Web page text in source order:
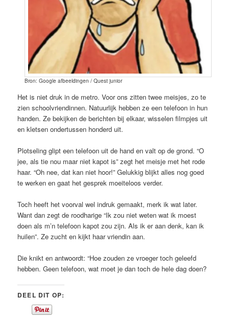
Bron: Google afbeeldingen / Quest junior
Het is niet druk in de metro. Voor ons zitten twee meisjes, zo te
zien schoolvriendinnen. Natuurlijk hebben ze een telefoon in hun
handen. Ze bekijken de berichten bij elkaar, wisselen filmpjes uit
en kletsen ondertussen honderd uit.
Plotseling glipt een telefoon uit de hand en valt op de grond. “O
jee, als tie nou maar niet kapot is” zegt het meisje met het rode
haar. “Oh nee, dat kan niet hoor!” Gelukkig blijkt alles nog goed
te werken en gaat het gesprek moeiteloos verder.
Toch heeft het voorval wel indruk gemaakt, merk ik wat later.
Want dan zegt de roodharige “Ik zou niet weten wat ik moest
doen als m’n telefoon kapot zou zijn. Als ik er aan denk, kan ik
huilen”. Ze zucht en kijkt haar vriendin aan.
Die knikt en antwoordt: “Hoe zouden ze vroeger toch geleefd
hebben. Geen telefoon, wat moet je dan toch de hele dag doen?
DEEL DIT OP: